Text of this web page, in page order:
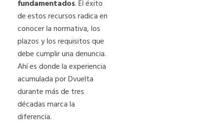
fundamentados. El éxito
de estos recursos radica en
conocer la normativa, los
plazos y los requisitos que
debe cumplir una denuncia.
Ahí es donde la experiencia
acumulada por Dvuelta
durante más de tres
décadas marca la
diferencia.